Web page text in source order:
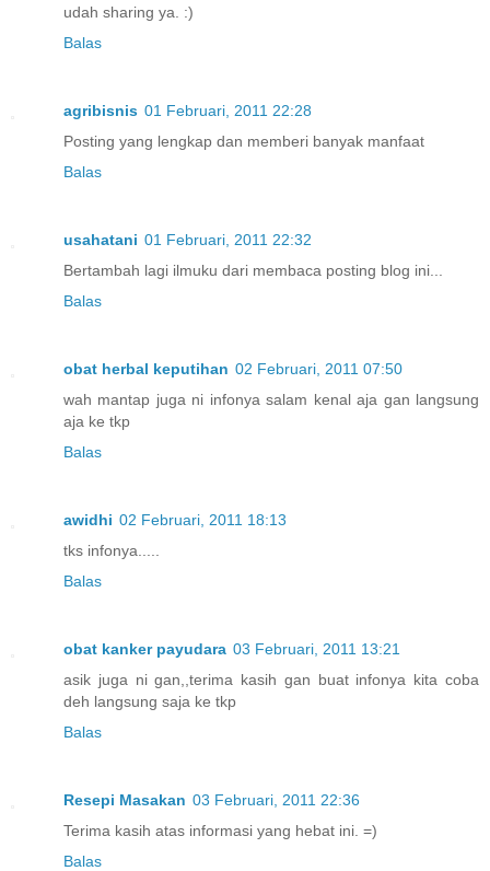
udah sharing ya. :)
Balas
agribisnis 01 Februari, 2011 22:28
Posting yang lengkap dan memberi banyak manfaat
Balas
usahatani 01 Februari, 2011 22:32
Bertambah lagi ilmuku dari membaca posting blog ini...
Balas
obat herbal keputihan 02 Februari, 2011 07:50
wah mantap juga ni infonya salam kenal aja gan langsung
aja ke tkp
Balas
awidhi 02 Februari, 2011 18:13
tks infonya.....
Balas
obat kanker payudara 03 Februari, 2011 13:21
asik juga ni gan,,terima kasih gan buat infonya kita coba
deh langsung saja ke tkp
Balas
Resepi Masakan 03 Februari, 2011 22:36
Terima kasih atas informasi yang hebat ini. =)
Balas